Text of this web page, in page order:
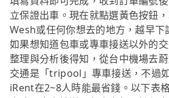
立保證出車。現在就點選黃色按鈕
Wesh或任何你想去的地方，越早下
如果想知道包車或專車接送以外的
整理與分析後得知，從台中機場去
交通是「tripool」專車接送，不過
iRent在2~8人時能最省錢。以下表